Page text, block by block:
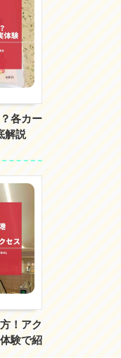
各カー
解説
！アク
験で紹